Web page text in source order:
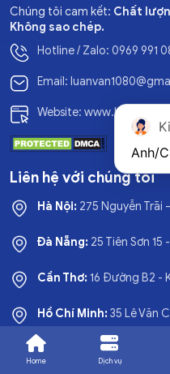
Chúng tôi cam kết: Chất
Không sao chép.
Hotline / Zalo: 0969 991
Email:
Website:
Liên hệ với chúng tôi
Hà Nội: 275 Nguyễn Trãi
Đà Nẵng: 25 Tiên Sơn 15
Cần Thơ:16 Đường B2 -
Hồ Chí Minh:35 Lê Văn
Dịch vụ
Home Dịch vụ
Anh/